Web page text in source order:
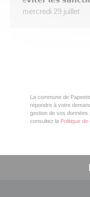
mercredi 29 juillet
La commune de
répondre à votre
gestion de vos données
consultez la Politique